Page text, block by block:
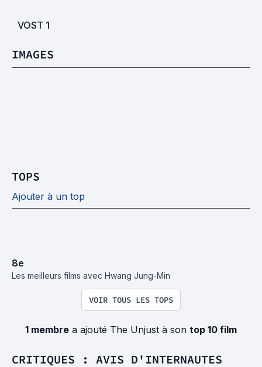
VOST 1
IMAGES
TOPS
Ajouter à un top
8e
Les meilleurs films avec Hwang Jung-Min
VOIR TOUS LES TOPS
1 membre a ajouté The Unjust à son top 10 film
CRITIQUES : AVIS D'INTERNAUTES